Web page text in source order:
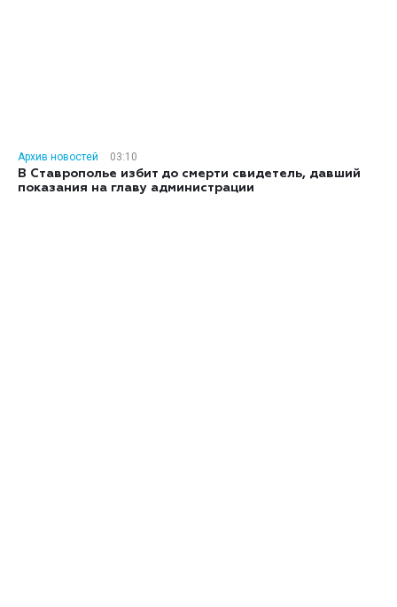
Архив новостей
03:10
В Ставрополье избит до смерти свидетель, давший
показания на главу администрации